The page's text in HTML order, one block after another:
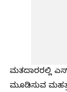
ಮತದಾರರಲ್ಲಿ
ಮೂಡಿಸುವ